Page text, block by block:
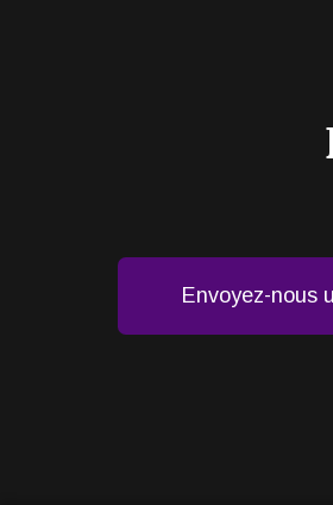
Envoyez-nous